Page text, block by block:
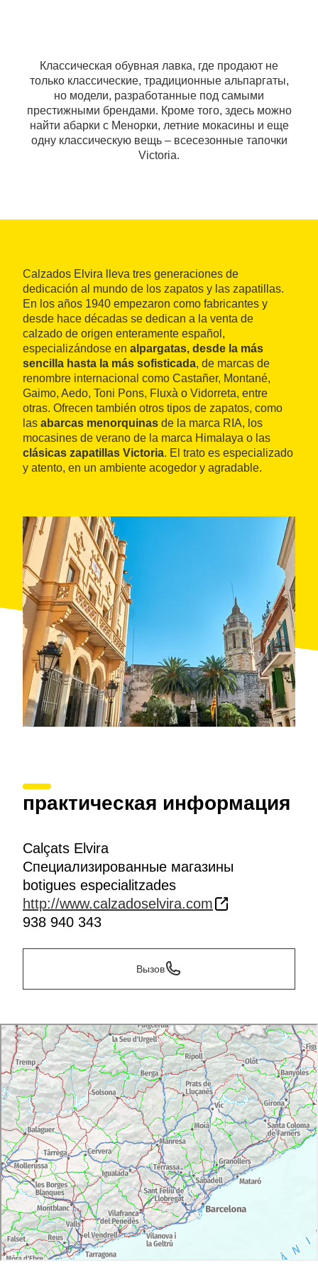
Классическая обувная лавка, где продают не
только классические, традиционные альпаргаты,
но модели, разработанные под самыми
престижными брендами. Кроме того, здесь можно
найти абарки с Менорки, летние мокасины и еще
одну классическую вещь – всесезонные тапочки
Victoria.
Calzados Elvira lleva tres generaciones de
dedicación al mundo de los zapatos y las zapatillas.
En los años 1940 empezaron como fabricantes y
desde hace décadas se dedican a la venta de
calzado de origen enteramente español,
especializándose en alpargatas, desde la más
sencilla hasta la más sofisticada, de marcas de
renombre internacional como Castañer, Montané,
Gaimo, Aedo, Toni Pons, Fluxà o Vidorreta, entre
otras. Ofrecen también otros tipos de zapatos, como
las abarcas menorquinas de la marca RIA, los
mocasines de verano de la marca Himalaya o las
clásicas zapatillas Victoria. El trato es especializado
y atento, en un ambiente acogedor y agradable.
практическая информация
Calçats Elvira
Специализированные магазины
botigues especialitzades
http://www.calzadoselvira.com
938 940 343
Вызов